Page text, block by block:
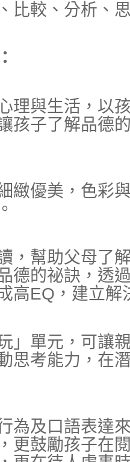
比較、分析、
理與生活，以
孩子了解品德
緻優美，色彩
，幫助父母了
德的祕訣，透
高EQ，建立解
」單元，可讓
思考能力，在
為及口語表達
更鼓勵孩子在